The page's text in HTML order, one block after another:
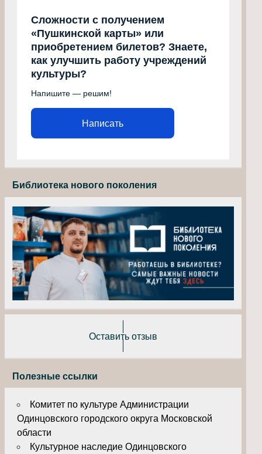
Сложности с получением
«Пушкинской карты» или
приобретением билетов? Знаете,
как улучшить работу учреждений
культуры?
Напишите — решим!
Написать
Библиотека нового поколения
Оставить отзыв
Полезные ссылки
Комитет по культуре Администрации
Одинцовского городского округа Московской
области
Культурное наследие Одинцовского